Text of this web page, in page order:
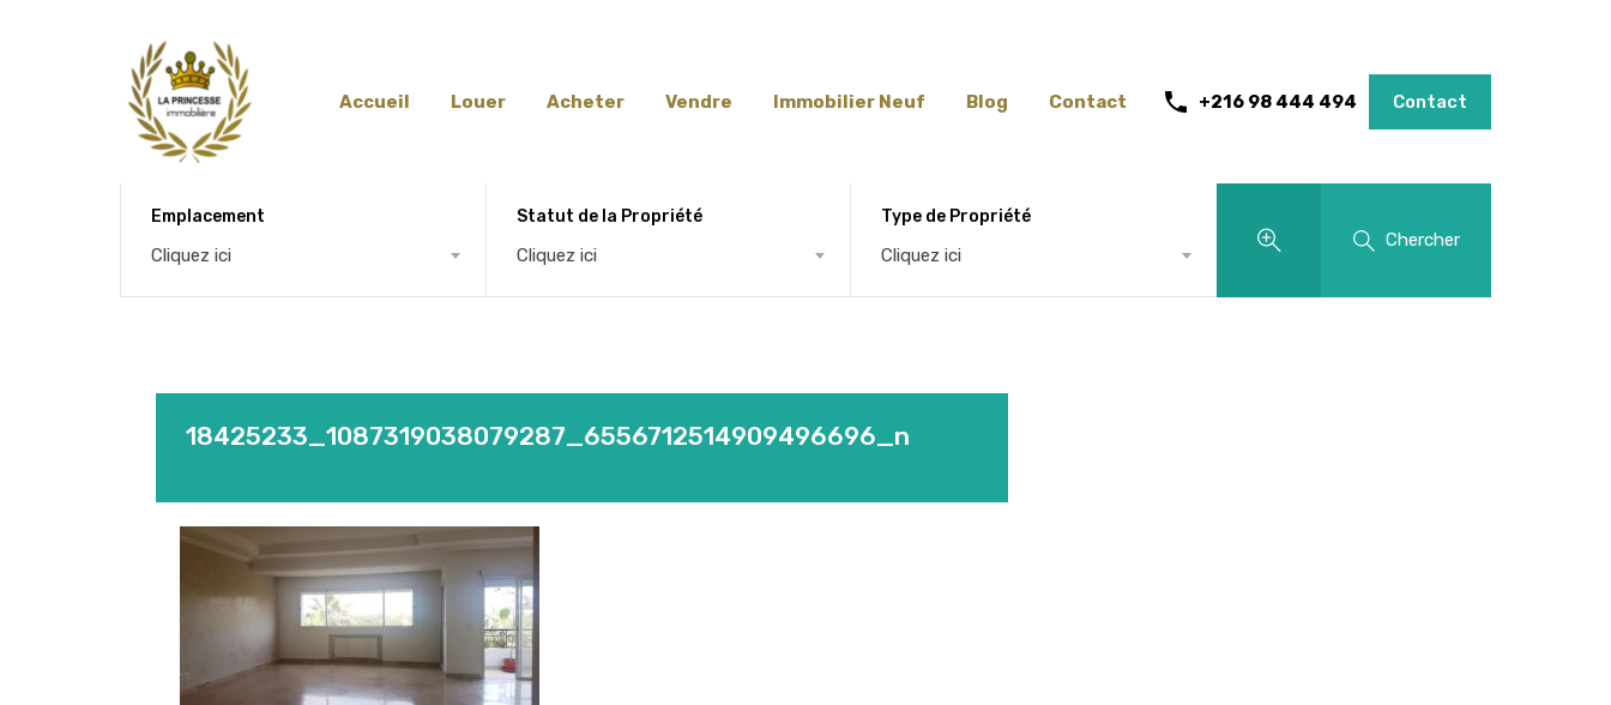
Accueil Louer Acheter Vendre Immobilier Neuf Blog Contact +216 98 444 494 Contact
Emplacement
Cliquez ici
Statut de la Propriété
Cliquez ici
Type de Propriété
Cliquez ici
Chercher
18425233_1087319038079287_6556712514909496696_n